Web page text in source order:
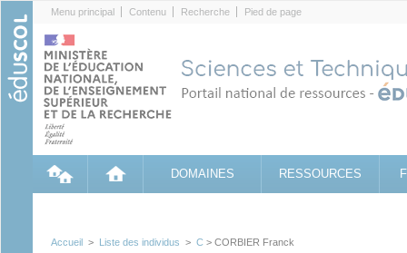
Menu principal Contenu Recherche Pied de page
DOMAINES RESSOURCES
Accueil > Liste des individus > C > CORBIER Franck